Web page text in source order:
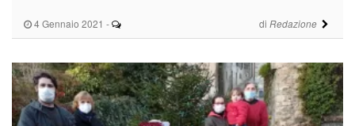
4 Gennaio 2021 - di Redazione